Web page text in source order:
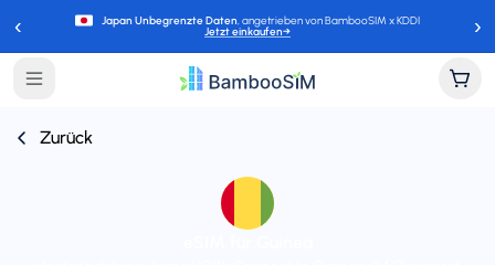
‹ Japan Unbegrenzte Daten, angetrieben von BambooSIM x KDDI
Jetzt einkaufen→ ›
Zurück